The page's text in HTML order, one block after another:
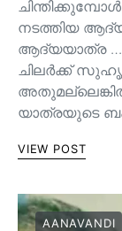
നടത്തിയ
ആദ്യയാത്ര …
ചിലർക്ക്
യാത്രയുടെ
VIEW POST
AANAVANDI